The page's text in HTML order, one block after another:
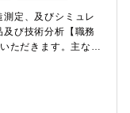
tech-design/sic-
き方紹介：
life/interview-
場ミッション＞品
品質競争力向上を目
推進しています。
活用した品質改善活
リの展開を更に加
測定、及びシミュレ
び技術分析【職務
ただきます。主な業
ツールを使った評価
、高周波回路のシ
ラメータの取